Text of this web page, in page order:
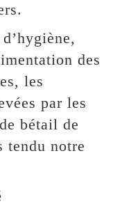
des
les
par les
bétail de
tendu notre